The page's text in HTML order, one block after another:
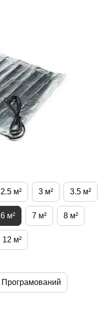
2.5 м² 3 м² 3.5 м²
6 м² 7 м² 8 м²
12 м²
Програмований